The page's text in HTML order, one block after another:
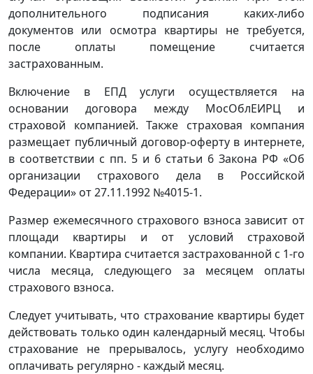
дополнительного подписания каких-либо
документов или осмотра квартиры не требуется,
после оплаты помещение считается
застрахованным.
Включение в ЕПД услуги осуществляется на
основании договора между МосОблЕИРЦ и
страховой компанией. Также страховая компания
размещает публичный договор-оферту в интернете,
в соответствии с пп. 5 и 6 статьи 6 Закона РФ «Об
организации страхового дела в Российской
Федерации» от 27.11.1992 №4015-1.
Размер ежемесячного страхового взноса зависит от
площади квартиры и от условий страховой
компании. Квартира считается застрахованной с 1-го
числа месяца, следующего за месяцем оплаты
страхового взноса.
Следует учитывать, что страхование квартиры будет
действовать только один календарный месяц. Чтобы
страхование не прерывалось, услугу необходимо
оплачивать регулярно - каждый месяц.